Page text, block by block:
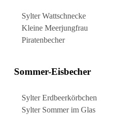
Sylter Wattschnecke
Kleine Meerjungfrau
Piratenbecher
Sommer-Eisbecher
Sylter Erdbeerkörbchen
Sylter Sommer im Glas